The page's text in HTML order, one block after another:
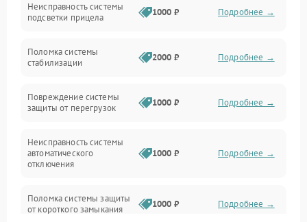
Неисправность фокусировки и оптики
Электропитание
Механика
Корпус/Герметичность
Неисправность системы
подсветки прицела
1000 ₽ Подробнее →
Поломка системы
стабилизации
2000 ₽ Подробнее →
Повреждение системы
защиты от перегрузок
1000 ₽ Подробнее →
Неисправность системы
автоматического
отключения
1000 ₽ Подробнее →
Поломка системы защиты
от короткого замыкания
1000 ₽ Подробнее →